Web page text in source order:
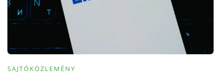
SAJTÓKÖZLEMÉNY